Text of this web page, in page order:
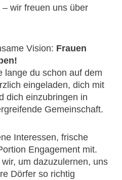
wir freuen uns über
Vision: Frauen
lange du schon auf dem
eingeladen, dich mit
dich einzubringen in
Gemeinschaft.
Interessen, frische
Engagement mit.
um dazuzulernen, uns
Dörfer so richtig